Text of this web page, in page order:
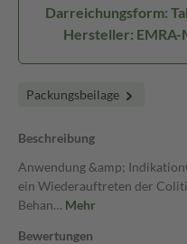
Darreichungsform:
Hersteller:
Packungsbeilage
Beschreibung
Anwendung &amp;
ein Wiederauftreten der
Behan… Mehr
Bewertungen